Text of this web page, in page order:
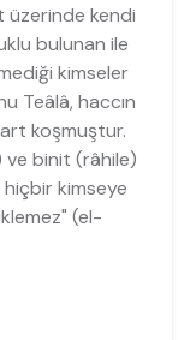
üzerinde kendi
bulunan ile
kimseler
Teâlâ, haccın
koşmuştur.
ve binit (râhile)
kimseye
(el-